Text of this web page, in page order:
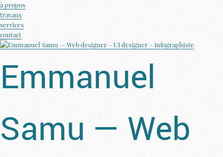
à propos
travaux
services
contact
Emmanuel
Samu — Web